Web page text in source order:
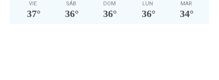
VIE
37°
SÁB
36°
DOM
36°
LUN
36°
MAR
34°